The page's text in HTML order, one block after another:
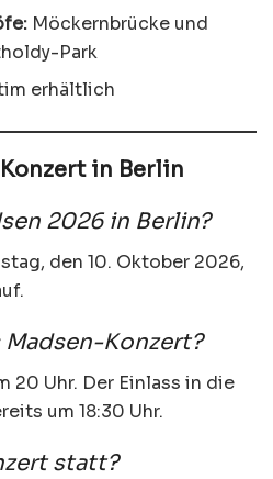
Möckernbrücke und
Park
erhältlich
in Berlin
2026 in Berlin?
den 10. Oktober 2026,
Konzert?
20 Uhr. Der Einlass in die
um 18:30 Uhr.
statt?